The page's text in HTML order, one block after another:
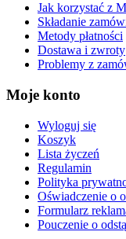
Jak korzystać z
Składanie
Metody płatności
Dostawa i zwroty
Problemy z
Moje konto
Wyloguj się
Koszyk
Lista życzeń
Regulamin
Polityka
Oświadczenie o
Formularz
Pouczenie o